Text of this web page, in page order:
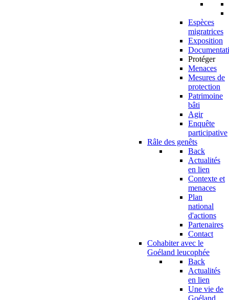
Espèces
migratrices
Exposition
Protéger
Menaces
Mesures de
protection
Patrimoine
bâti
Agir
Enquête
participative
Râle des genêts
Back
Actualités
en lien
Contexte et
menaces
Plan
national
d'actions
Partenaires
Contact
Cohabiter avec le
Goéland leucophée
Back
Actualités
en lien
Une vie de